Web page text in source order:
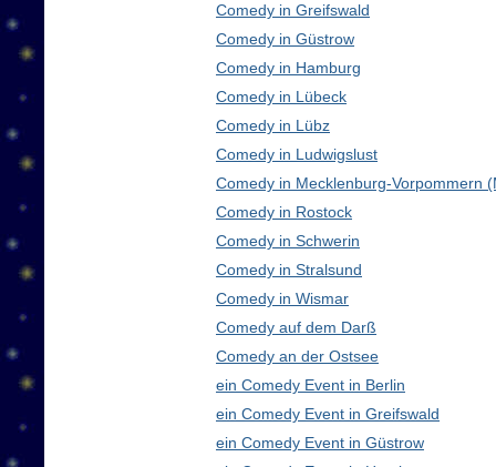
Comedy in Greifswald
Comedy in Güstrow
Comedy in Hamburg
Comedy in Lübeck
Comedy in Lübz
Comedy in Ludwigslust
Comedy in Mecklenburg-Vorpommern
Comedy in Rostock
Comedy in Schwerin
Comedy in Stralsund
Comedy in Wismar
Comedy auf dem Darß
Comedy an der Ostsee
ein Comedy Event in Berlin
ein Comedy Event in Greifswald
ein Comedy Event in Güstrow